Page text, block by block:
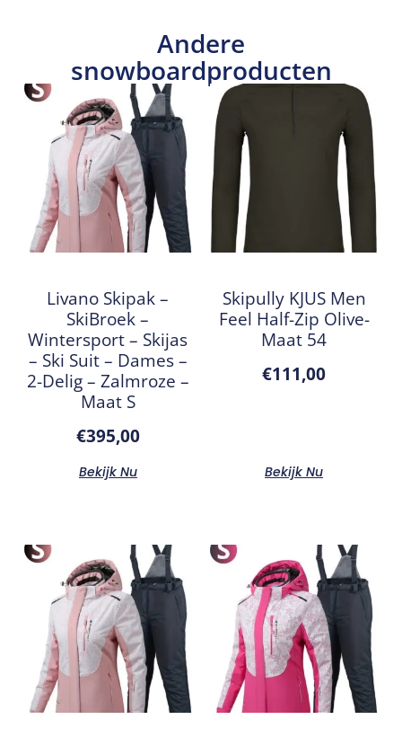
Andere
snowboardproducten
Livano Skipak –
SkiBroek –
Wintersport – Skijas
– Ski Suit – Dames –
2-Delig – Zalmroze –
Maat S
€395,00
Bekijk Nu
Skipully KJUS Men
Feel Half-Zip Olive-
Maat 54
€111,00
Bekijk Nu